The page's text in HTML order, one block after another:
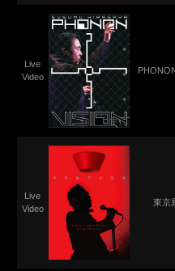
Live
Video
Live
Video
東京